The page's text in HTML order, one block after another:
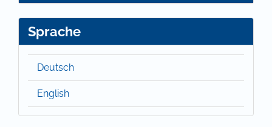
Sprache
Deutsch
English